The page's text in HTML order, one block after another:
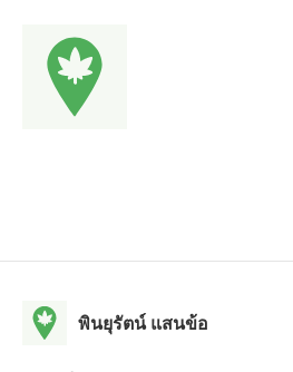
พินยุรัตน์ แสนข้อ